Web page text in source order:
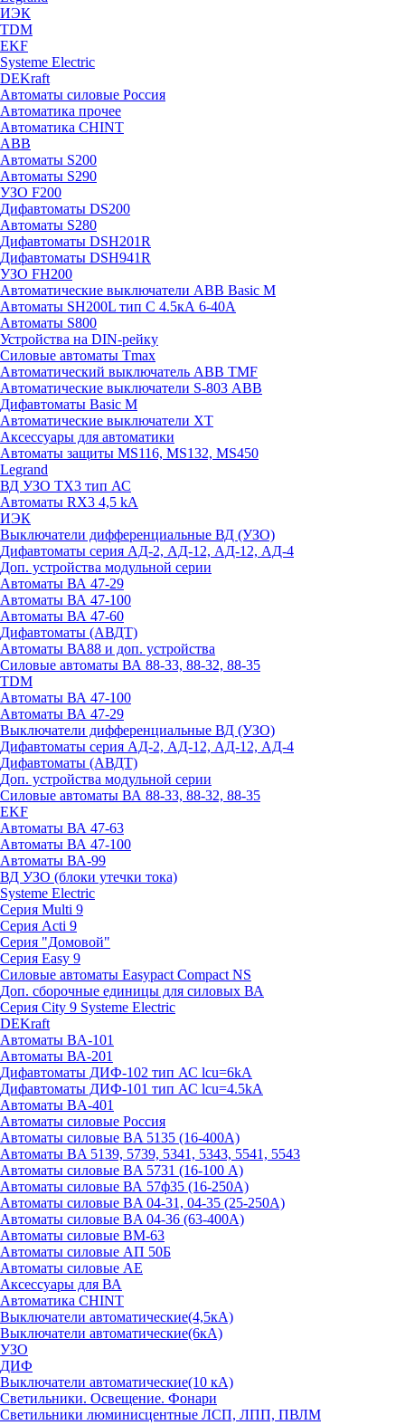
ИЭК
TDM
EKF
Systeme Electric
DEKraft
Автоматы силовые Россия
Автоматика прочее
Автоматика CHINT
ABB
Автоматы S200
Автоматы S290
УЗО F200
Дифавтоматы DS200
Автоматы S280
Дифавтоматы DSH201R
Дифавтоматы DSH941R
УЗО FH200
Автоматические выключатели ABB Basic M
Автоматы SH200L тип С 4.5кА 6-40А
Автоматы S800
Устройства на DIN-рейку
Силовые автоматы Tmax
Автоматический выключатель ABB TMF
Автоматические выключатели S-803 АВВ
Дифавтоматы Basic M
Автоматические выключатели XT
Аксессуары для автоматики
Автоматы защиты MS116, MS132, MS450
Legrand
ВД УЗО TX3 тип АС
Автоматы RX3 4,5 kA
ИЭК
Выключатели дифференциальные ВД (УЗО)
Дифавтоматы серия АД-2, АД-12, АД-12, АД-4
Доп. устройства модульной серии
Автоматы ВА 47-29
Автоматы ВА 47-100
Автоматы ВА 47-60
Дифавтоматы (АВДТ)
Автоматы ВА88 и доп. устройства
Силовые автоматы ВА 88-33, 88-32, 88-35
TDM
Автоматы ВА 47-100
Автоматы ВА 47-29
Выключатели дифференциальные ВД (УЗО)
Дифавтоматы серия АД-2, АД-12, АД-12, АД-4
Дифавтоматы (АВДТ)
Доп. устройства модульной серии
Силовые автоматы ВА 88-33, 88-32, 88-35
EKF
Автоматы ВА 47-63
Автоматы ВА 47-100
Автоматы ВА-99
ВД УЗО (блоки утечки тока)
Systeme Electric
Серия Multi 9
Серия Acti 9
Серия "Домовой"
Серия Easy 9
Силовые автоматы Easypact Compact NS
Доп. сборочные единицы для силовых ВА
Серия City 9 Systeme Electric
DEKraft
Автоматы BA-101
Автоматы ВА-201
Дифавтоматы ДИФ-102 тип АС lcu=6kA
Дифавтоматы ДИФ-101 тип АС lcu=4.5kA
Автоматы BA-401
Автоматы силовые Россия
Автоматы силовые BA 5135 (16-400А)
Автоматы BA 5139, 5739, 5341, 5343, 5541, 5543
Автоматы силовые BA 5731 (16-100 А)
Автоматы силовые ВА 57ф35 (16-250А)
Автоматы силовые BA 04-31, 04-35 (25-250А)
Автоматы силовые BA 04-36 (63-400А)
Автоматы силовые ВМ-63
Автоматы силовые АП 50Б
Автоматы силовые АЕ
Аксессуары для ВА
Автоматика CHINT
Выключатели автоматические(4,5кА)
Выключатели автоматические(6кА)
УЗО
ДИФ
Выключатели автоматические(10 кА)
Светильники. Освещение. Фонари
Светильники люминисцентные ЛСП, ЛПП, ПВЛМ